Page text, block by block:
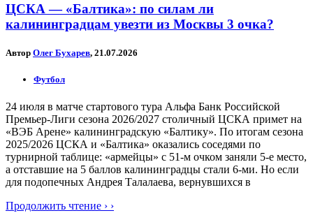
ЦСКА — «Балтика»: по силам ли
калининградцам увезти из Москвы 3 очка?
Автор Олег Бухарев, 21.07.2026
Футбол
24 июля в матче стартового тура Альфа Банк Российской
Премьер-Лиги сезона 2026/2027 столичный ЦСКА примет на
«ВЭБ Арене» калининградскую «Балтику». По итогам сезона
2025/2026 ЦСКА и «Балтика» оказались соседями по
турнирной таблице: «армейцы» с 51-м очком заняли 5-е место,
а отставшие на 5 баллов калининградцы стали 6-ми. Но если
для подопечных Андрея Талалаева, вернувшихся в
Продолжить чтение › ›